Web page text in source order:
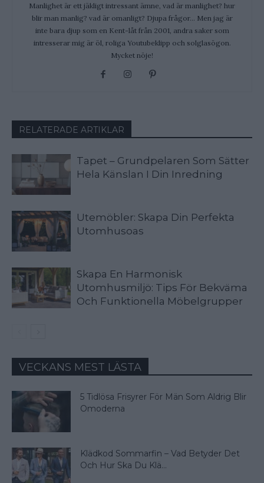
Manlighet är ett jäkligt intressant ämne, vad är manlighet? hur
blir man manlig? vad är omanligt? Djupa frågor... Men jag är
inte bara djup som en Kent-låt från 2001, andra saker som
intresserar mig är öl, roliga Youtubeklipp och solglasögon.
Mycket nöje!
RELATERADE ARTIKLAR
Tapet – Grundpelaren Som Sätter
Hela Känslan I Din Inredning
Utemöbler: Skapa Din Perfekta
Utomhusoas
Skapa En Harmonisk
Utomhusmiljö: Tips För Bekväma
Och Funktionella Möbelgrupper
VECKANS MEST LÄSTA
5 Tidlösa Frisyrer För Män Som Aldrig Blir
Omoderna
Klädkod Sommarfin – Vad Betyder Det
Och Hur Ska Du Klä...